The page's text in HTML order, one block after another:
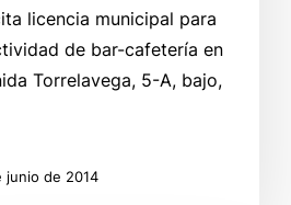
licencia municipal para
de bar-cafetería en
Torrelavega, 5-A, bajo,
junio de 2014